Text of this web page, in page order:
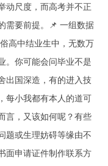
动尺度，而高考并不正
需要前提。📌 一组数据
高中结业生中，无数万
。你可能会问毕业不是
出国深造，有的进入技
每小我都有本人的道可
言，又该如何呢？有些
题或生理妨碍等缘由不
面申请证件制作联系方